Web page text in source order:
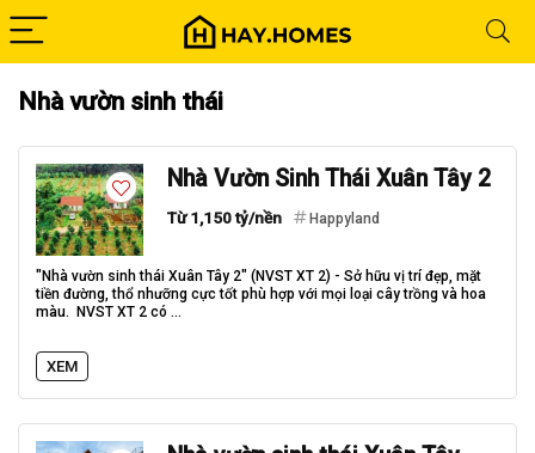
Nhà vườn sinh thái
Nhà Vườn Sinh Thái Xuân Tây 2
Từ 1,150 tỷ/nền Happyland
"Nhà vườn sinh thái Xuân Tây 2" (NVST XT 2) - Sở hữu vị trí đẹp, mặt
tiền đường, thổ nhưỡng cực tốt phù hợp với mọi loại cây trồng và hoa
màu. NVST XT 2 có ...
XEM